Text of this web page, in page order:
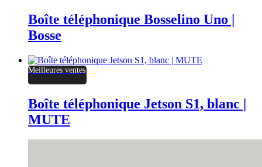
Boîte téléphonique Bosselino Uno |
Bosse
Meilleures ventes
Boîte téléphonique Jetson S1, blanc |
MUTE